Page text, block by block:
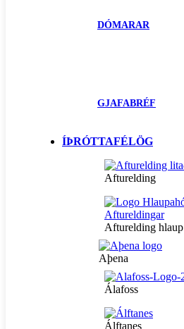
DÓMARAR
GJAFABRÉF
ÍÞRÓTTAFÉLÖG
Afturelding
Afturelding hlaup
Aþena
Álafoss
Álftanes